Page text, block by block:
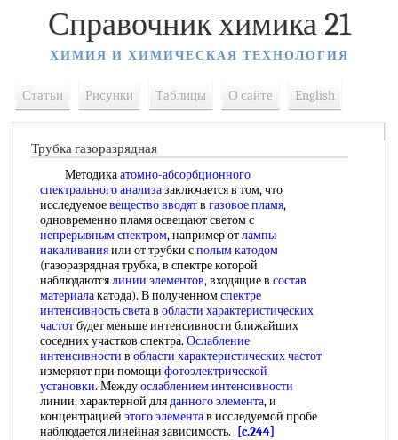
Справочник химика 21
ХИМИЯ И ХИМИЧЕСКАЯ ТЕХНОЛОГИЯ
Статьи Рисунки Таблицы О сайте English
Трубка газоразрядная
Методикаатомно-абсорбционного
спектрального анализазаключается в том, что
исследуемоевещество вводятв газовое пламя,
одновременно пламя освещают светом с
непрерывным спектром, например отлампы
накаливанияили от трубки сполым катодом
(газоразрядная трубка, в спектре которой
наблюдаютсялинии элементов, входящие в состав
материалакатода). В полученномспектре
интенсивность светав области характеристических
частотбудет меньше интенсивности ближайших
соседних участков спектра. Ослабление
интенсивности в области характеристических частот
измеряют при помощи фотоэлектрической
установки. Междуослаблением интенсивности
линии, характерной дляданного элемента, и
концентрацией этого элементав исследуемой пробе
наблюдается линейная зависимость.
[c.244]